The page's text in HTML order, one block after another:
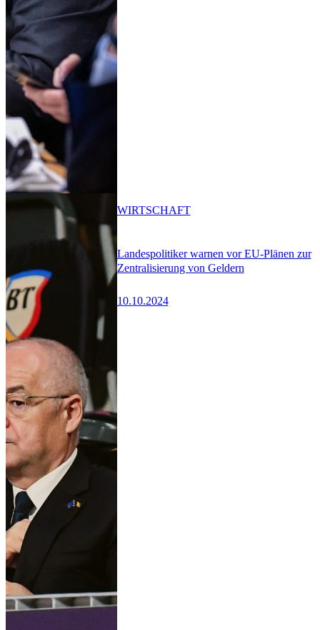
Landespolitiker warnen vor EU-Plänen zur
Zentralisierung von Geldern
10.10.2024
WIRTSCHAFT